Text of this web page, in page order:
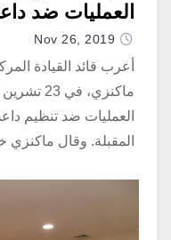
العمليات ضد
Nov 26, 2019
أعرب قائد القيادة
ماكنزي،
العمليات ضد تنظيم
المقبلة. وقال